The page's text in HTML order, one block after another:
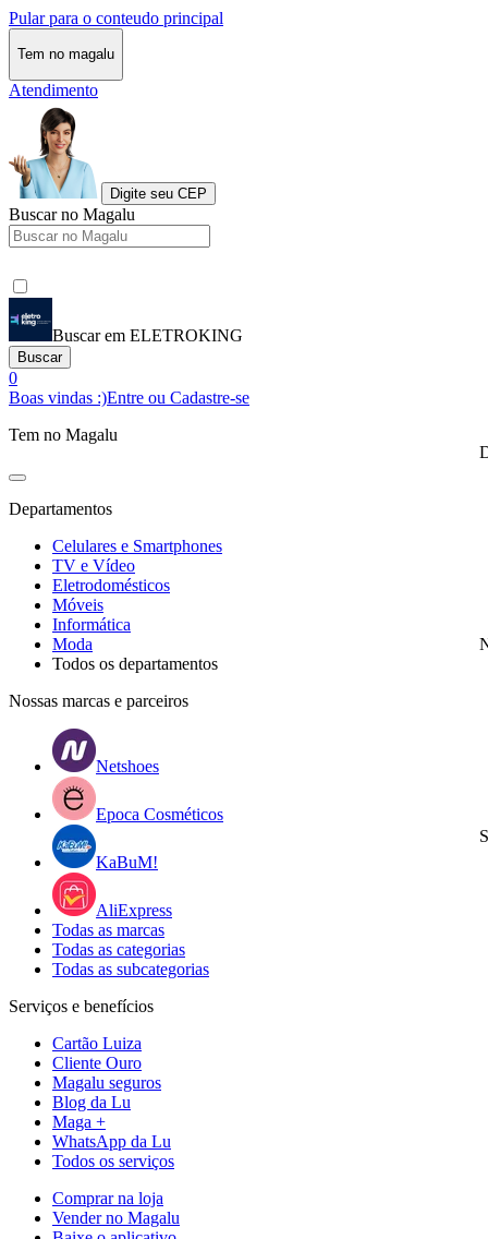
Pular para o conteudo principal
Tem no magalu
Atendimento
Digite seu CEP
Buscar no Magalu
Buscar em ELETROKING
Buscar
0
Boas vindas :)Entre ou Cadastre-se
Tem no Magalu
Departamentos
Celulares e Smartphones
TV e Vídeo
Eletrodomésticos
Móveis
Informática
Moda
Todos os departamentos
Nossas marcas e parceiros
Netshoes
Epoca Cosméticos
KaBuM!
AliExpress
Todas as marcas
Todas as categorias
Todas as subcategorias
Serviços e benefícios
Cartão Luiza
Cliente Ouro
Magalu seguros
Blog da Lu
Maga +
WhatsApp da Lu
Todos os serviços
Comprar na loja
Vender no Magalu